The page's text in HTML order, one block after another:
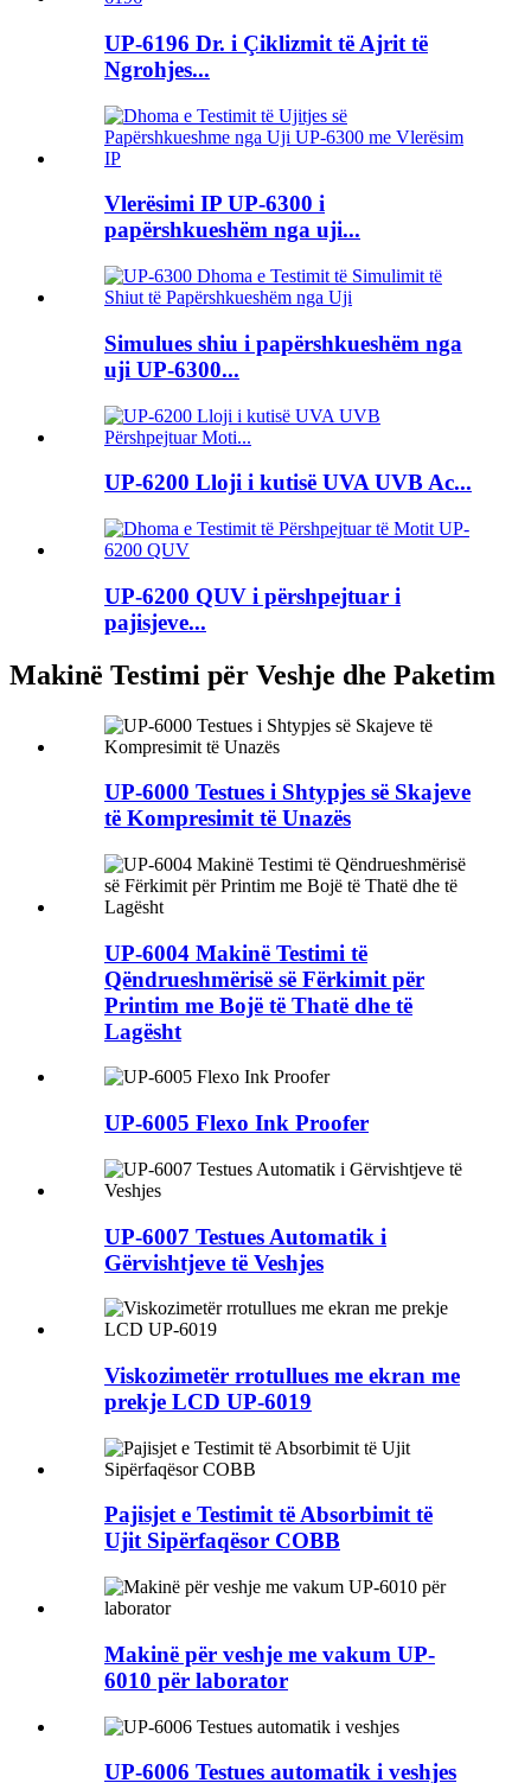
UP-6196 Dr. i Çiklizmit të Ajrit të
Ngrohjes...
Vlerësimi IP UP-6300 i
papërshkueshëm nga uji...
Simulues shiu i papërshkueshëm nga
uji UP-6300...
UP-6200 Lloji i kutisë UVA UVB Ac...
UP-6200 QUV i përshpejtuar i
pajisjeve...
Makinë Testimi për Veshje dhe Paketim
UP-6000 Testues i Shtypjes së Skajeve
të Kompresimit të Unazës
UP-6004 Makinë Testimi të
Qëndrueshmërisë së Fërkimit për
Printim me Bojë të Thatë dhe të
Lagësht
UP-6005 Flexo Ink Proofer
UP-6007 Testues Automatik i
Gërvishtjeve të Veshjes
Viskozimetër rrotullues me ekran me
prekje LCD UP-6019
Pajisjet e Testimit të Absorbimit të
Ujit Sipërfaqësor COBB
Makinë për veshje me vakum UP-
6010 për laborator
UP-6006 Testues automatik i veshjes